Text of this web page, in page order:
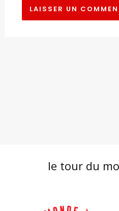
le tour du